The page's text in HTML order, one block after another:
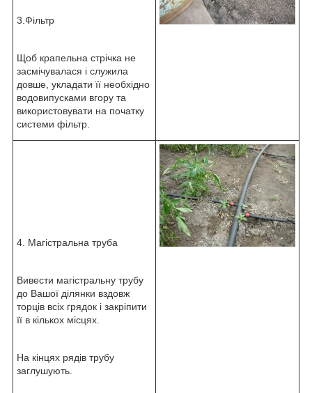
3.Фільтр
Щоб крапельна стрічка не
засмічувалася і служила
довше, укладати її необхідно
водовипусками вгору та
використовувати на початку
системи фільтр.
4. Магістральна труба
Вивести магістральну трубу
до Вашої ділянки вздовж
торців всіх грядок і закріпити
її в кількох місцях.
На кінцях рядів трубу
заглушують.